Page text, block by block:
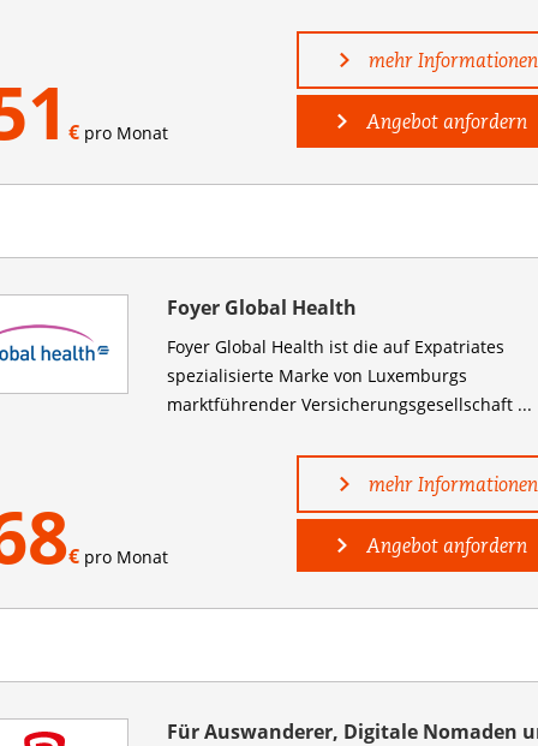
€ pro Monat
mehr Informationen
Angebot anfordern
Foyer Global Health
Foyer Global Health ist die auf Expatriates
spezialisierte Marke von Luxemburgs
marktführender Versicherungsgesellschaft ...
€ pro Monat
mehr Informationen
Angebot anfordern
Für Auswanderer, Digitale Nomaden